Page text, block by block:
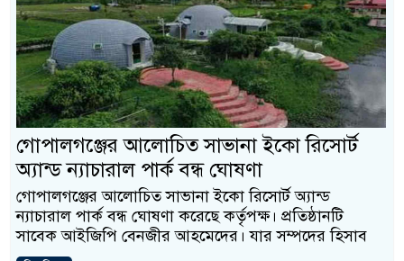
গোপালগঞ্জের আলোচিত সাভানা ইকো রিসোর্ট
অ্যান্ড ন্যাচারাল পার্ক বন্ধ ঘোষণা
গোপালগঞ্জের আলোচিত সাভানা ইকো রিসোর্ট অ্যান্ড
ন্যাচারাল পার্ক বন্ধ ঘোষণা করেছে কর্তৃপক্ষ। প্রতিষ্ঠানটি
সাবেক আইজিপি বেনজীর আহমেদের। যার সম্পদের হিসাব